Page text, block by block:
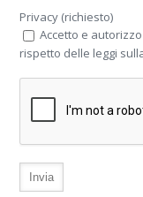
Privacy (richiesto)
Accetto e
rispetto delle leggi